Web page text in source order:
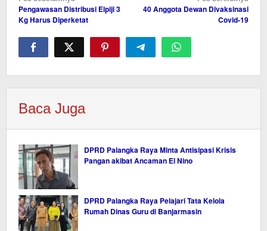
pos
Pengawasan Distribusi Elpiji 3
Kg Harus Diperketat
40 Anggota Dewan Divaksinasi
Covid-19
Baca Juga
DPRD Palangka Raya Minta Antisipasi Krisis
Pangan akibat Ancaman El Nino
DPRD Palangka Raya Pelajari Tata Kelola
Rumah Dinas Guru di Banjarmasin